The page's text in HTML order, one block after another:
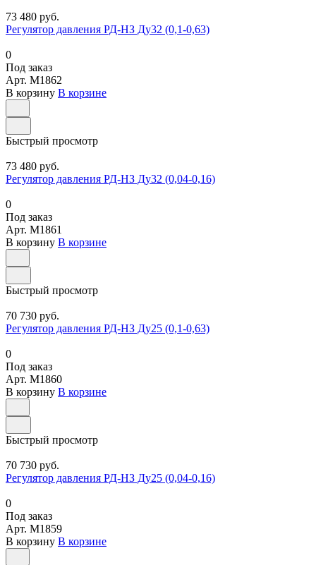
73 480 руб.
Регулятор давления РД-НЗ Ду32 (0,1-0,63)
0
Под заказ
Арт. M1862
В корзину В корзине
Быстрый просмотр
73 480 руб.
Регулятор давления РД-НЗ Ду32 (0,04-0,16)
0
Под заказ
Арт. M1861
В корзину В корзине
Быстрый просмотр
70 730 руб.
Регулятор давления РД-НЗ Ду25 (0,1-0,63)
0
Под заказ
Арт. M1860
В корзину В корзине
Быстрый просмотр
70 730 руб.
Регулятор давления РД-НЗ Ду25 (0,04-0,16)
0
Под заказ
Арт. M1859
В корзину В корзине